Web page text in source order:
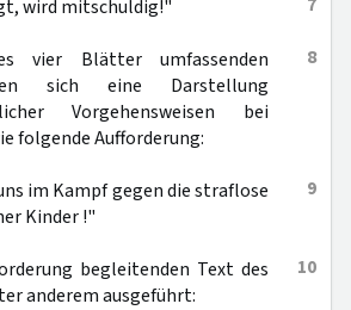
wird mitschuldig!"
8
vier Blätter umfassenden
sich eine Darstellung
Vorgehensweisen bei
folgende Aufforderung:
9
im Kampf gegen die straflose
Kinder !"
10
begleitenden Text des
anderem ausgeführt: